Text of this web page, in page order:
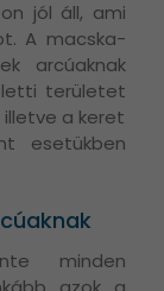
jól áll, ami
A macska-
arcúaknak
területet
illetve a keret
esetükben
minden